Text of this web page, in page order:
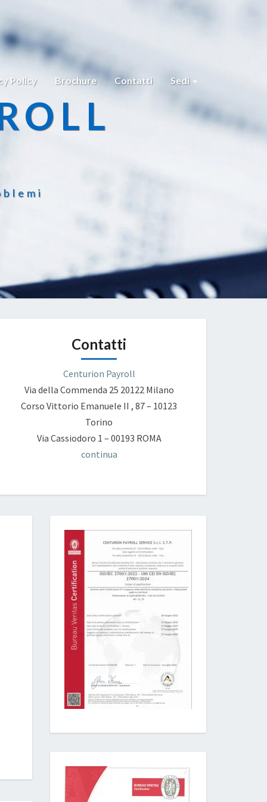
Policy Brochure Contatti Sedi
Contatti
Centurion Payroll
Via della Commenda 25 20122 Milano
Corso Vittorio Emanuele II , 87 – 10123
Torino
Via Cassiodoro 1 – 00193 ROMA
continua